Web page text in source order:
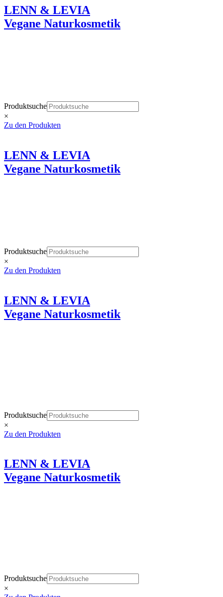
LENN & LEVIA
Vegane Naturkosmetik
Produktsuche
×
Zu den Produkten
LENN & LEVIA
Vegane Naturkosmetik
Produktsuche
×
Zu den Produkten
LENN & LEVIA
Vegane Naturkosmetik
Produktsuche
×
Zu den Produkten
LENN & LEVIA
Vegane Naturkosmetik
Produktsuche
×